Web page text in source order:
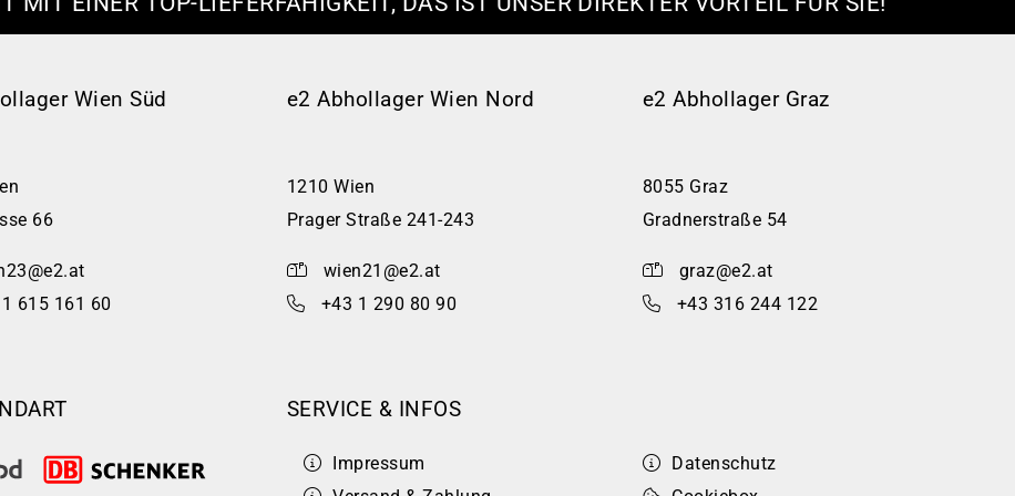
Wien Süd
66
615 161 60
e2 Abhollager Wien Nord
1210 Wien
Prager Straße 241-243
wien21@e2.at
+43 1 290 80 90
e2 Abhollager Graz
8055 Graz
Gradnerstraße 54
graz@e2.at
+43 316 244 122
SERVICE & INFOS
Impressum
Datenschutz